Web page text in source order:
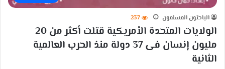
الباحثون المسلمون 237
الولايات المتحدة الأمريكية قتلت أكثر من 20
مليون إنسان فى 37 دولة منذ الحرب العالمية
الثانية